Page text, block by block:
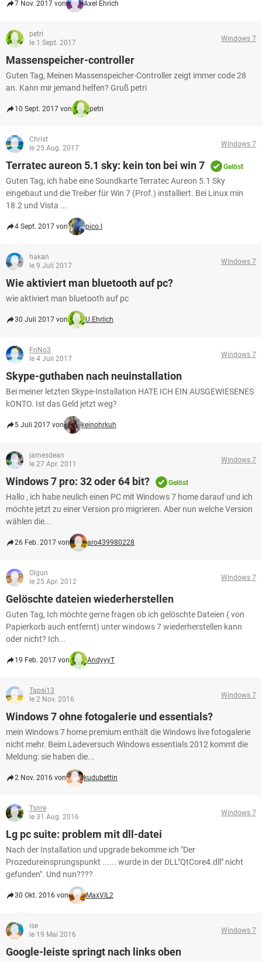
7 Nov. 2017 von Axel Ehrich
petri
le 1 Sept. 2017
Windows 7
Massenspeicher-controller
Guten Tag, Meinen Massenspeicher-Controller zeigt immer code 28
an. Kann mir jemand helfen? Gruß petri
10 Sept. 2017 von petri
Christ
le 25 Aug. 2017
Windows 7
Terratec aureon 5.1 sky: kein ton bei win 7 Gelöst
Guten Tag, ich habe eine Soundkarte Terratec Aureon 5.1 Sky
eingebaut und die Treiber für Win 7 (Prof.) installiert. Bei Linux min
18.2 und Vista ...
4 Sept. 2017 von pico.l
hakan
le 9 Juli 2017
Windows 7
Wie aktiviert man bluetooth auf pc?
wie aktiviert man bluetooth auf pc
30 Juli 2017 von U.Ehrlich
FriNo3
le 4 Juli 2017
Windows 7
Skype-guthaben nach neuinstallation
Bei meiner letzten Skype-Installation HATE ICH EIN AUSGEWIESENES
kONTO. Ist das Geld jetzt weg?
5 Juli 2017 von keinohrkuh
jamesdean
le 27 Apr. 2011
Windows 7
Windows 7 pro: 32 oder 64 bit? Gelöst
Hallo , ich habe neulich einen PC mit Windows 7 home darauf und ich
möchte jetzt zu einer Version pro migrieren. Aber nun welche Version
wählen die...
26 Feb. 2017 von aro439980228
Olgun
le 25 Apr. 2012
Windows 7
Gelöschte dateien wiederherstellen
Guten Tag, Ich möchte gerne fragen ob ich gelöschte Dateien ( von
Papierkorb auch entfernt) unter windows 7 wiederherstellen kann
oder nicht? Ich...
19 Feb. 2017 von AndyyyT
Tapsi13
le 2 Nov. 2016
Windows 7
Windows 7 ohne fotogalerie und essentials?
mein Windows 7 home premium enthält die Windows live fotogalerie
nicht mehr. Beim Ladeversuch Windows essentials 2012 kommt die
Meldung: sie haben die...
2 Nov. 2016 von kudubettin
Tsnre
le 31 Aug. 2016
Windows 7
Lg pc suite: problem mit dll-datei
Nach der Installation und upgrade bekomme ich "Der
Prozedureinsprungspunkt ...... wurde in der DLL"QtCore4.dll" nicht
gefunden". Und nun????
30 Okt. 2016 von MaxVIL2
ise
le 19 Mai 2016
Windows 7
Google-leiste springt nach links oben